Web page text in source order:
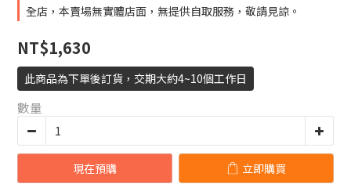
全店，本賣場無實體店面，無提供自取服務，敬請見諒。
NT$1,630
此商品為下單後訂貨，交期大約4~10個工作日
數量
現在預購 立即購買